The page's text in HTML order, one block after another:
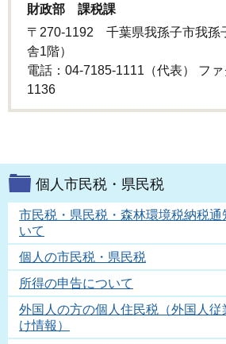
財政部 課税課
〒270-1192 千葉県我孫子市我孫
舎1階）
電話：04-7185-1111（代表） フ
1136
個人市民税・県民税
市民税・県民税・森林環境税納税
いて
個人の市民税・県民税
所得の申告について
外国人の方の個人住民税（外国人従
け情報）